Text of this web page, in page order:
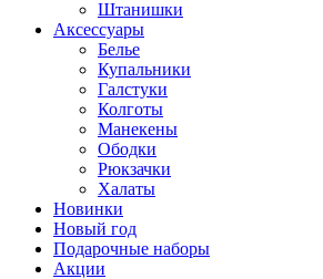
Штанишки
Аксессуары
Белье
Купальники
Галстуки
Колготы
Манекены
Ободки
Рюкзачки
Халаты
Новинки
Новый год
Подарочные наборы
Акции